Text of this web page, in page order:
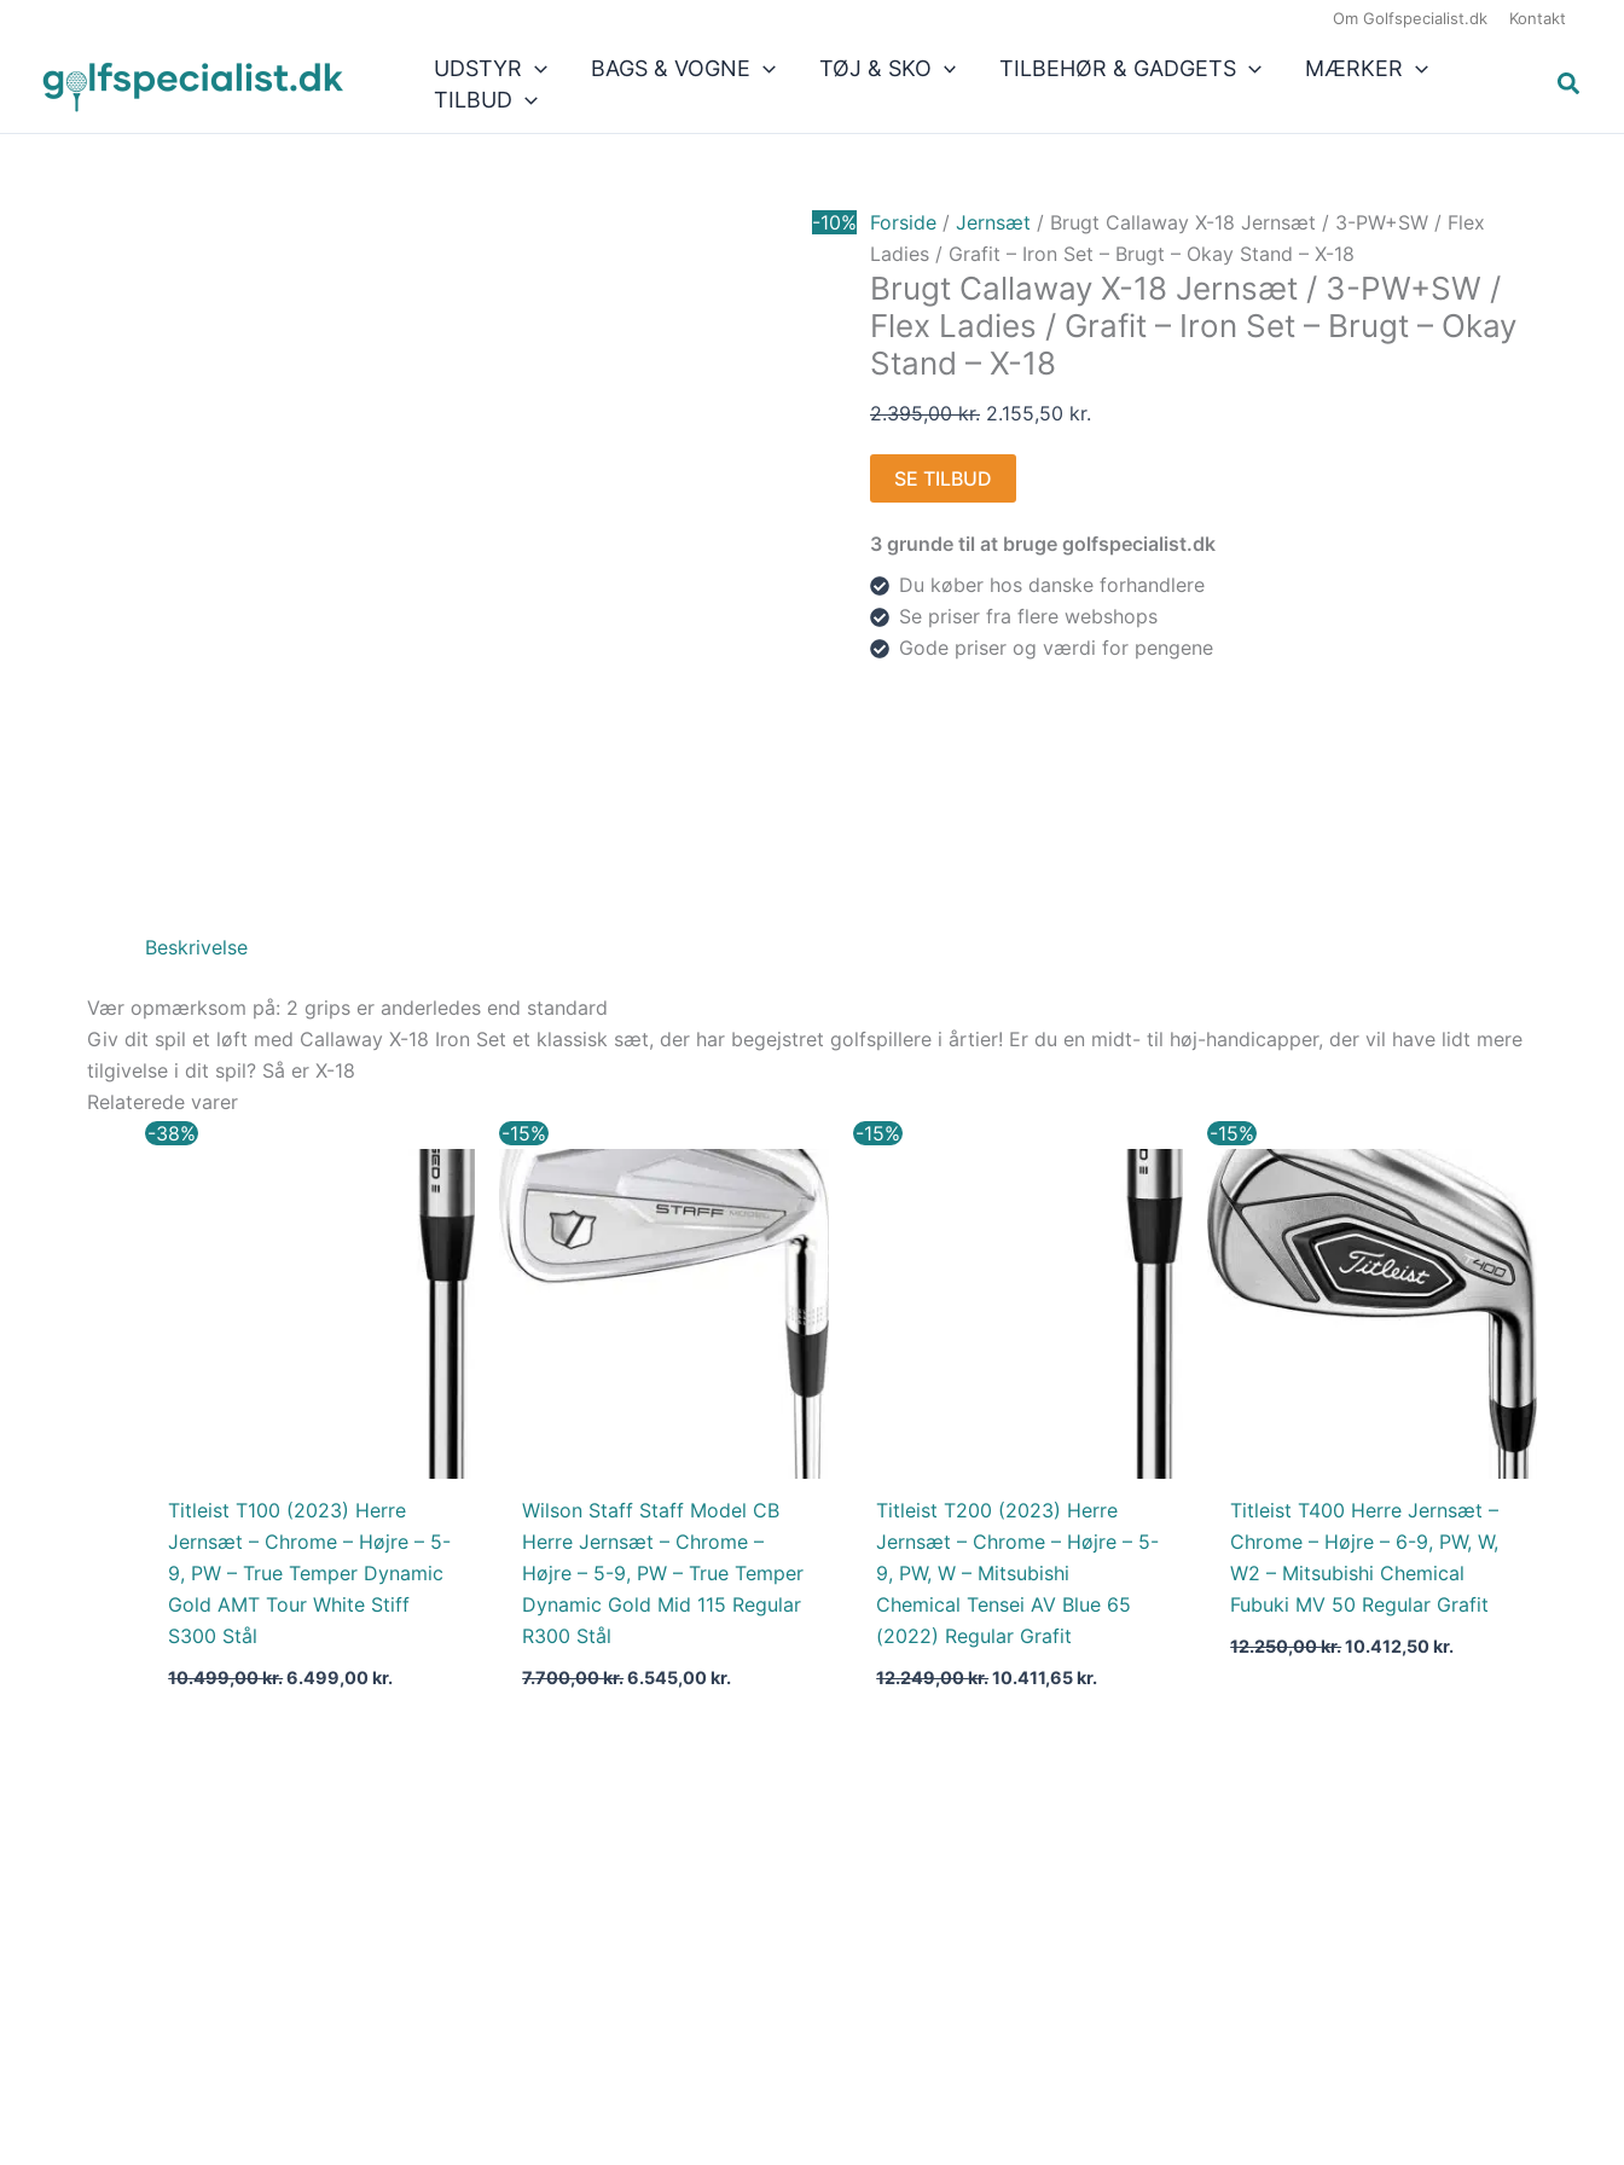
indholdet
Om Golfspecialist.dk Kontakt
UDSTYR BAGS & VOGNE TØJ & SKO TILBEHØR & GADGETS
MÆRKER
TILBUD
-10% Forside / Jernsæt / Brugt Callaway X-18 Jernsæt / 3-PW+SW / Flex
Ladies / Grafit – Iron Set – Brugt – Okay Stand – X-18
Brugt Callaway X-18 Jernsæt / 3-PW+SW /
Flex Ladies / Grafit – Iron Set – Brugt – Okay
Stand – X-18
2.395,00kr.
pris
2.395,00 kr..
2.155,50 kr.
pris
2.155,50 kr..
SE TILBUD
3 grunde til at bruge golfspecialist.dk
Du køber hos danske forhandlere
Se priser fra flere webshops
Gode priser og værdi for pengene
Beskrivelse
Vær opmærksom på: 2 grips er anderledes end standard
Giv dit spil et løft med Callaway X-18 Iron Set et klassisk sæt, der har begejstret golfspillere i årtier! Er du en midt- til høj-handicapper, der vil have lidt mere
tilgivelse i dit spil? Så er X-18
Relaterede varer
-38%
Titleist T100 (2023) Herre
Jernsæt – Chrome – Højre – 5-
9, PW – True Temper Dynamic
Gold AMT Tour White Stiff
S300 Stål
10.499,00kr.6.499,00kr.
aktuelle
6.499,00 kr..
-15%
Wilson Staff Staff Model CB
Herre Jernsæt – Chrome –
Højre – 5-9, PW – True Temper
Dynamic Gold Mid 115 Regular
R300 Stål
7.700,00kr.
oprindelige
pris
var:
7.700,00 kr..
6.545,00kr.
aktuelle
pris
6.545,00 kr..
-15%
Titleist T200 (2023) Herre
Jernsæt – Chrome – Højre – 5-
9, PW, W – Mitsubishi
Chemical Tensei AV Blue 65
(2022) Regular Grafit
12.249,00kr.10.411,65kr.
aktuelle
10.411,65 kr..
-15%
Titleist T400 Herre Jernsæt –
Chrome – Højre – 6-9, PW, W,
W2 – Mitsubishi Chemical
Fubuki MV 50 Regular Grafit
12.250,00kr.
oprindelige
pris
var:
12.250,00 kr..
10.412,50kr.
pris
er:
10.412,50 kr..